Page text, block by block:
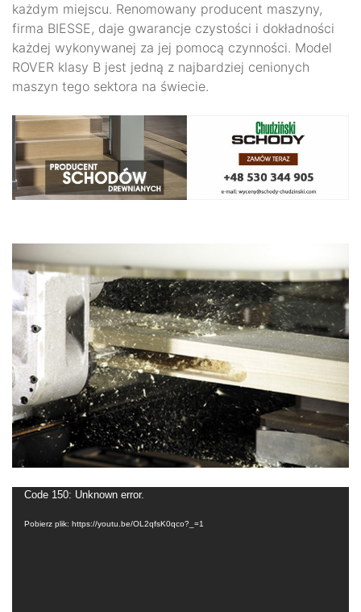
każdym miejscu. Renomowany producent maszyny,
firma BIESSE, daje gwarancje czystości i dokładności
każdej wykonywanej za jej pomocą czynności. Model
ROVER klasy B jest jedną z najbardziej cenionych
maszyn tego sektora na świecie.
Odtwarzacz
Code 150: Unknown error.
Pobierz plik: https://youtu.be/OL2qfsK0qco?_=1